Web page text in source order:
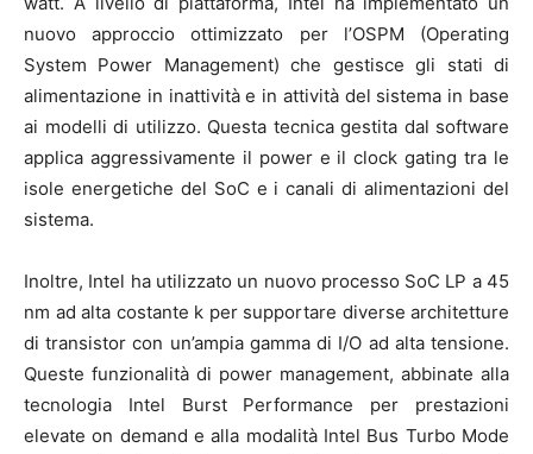
nuovo approccio ottimizzato per l’OSPM (Operating
System Power Management) che gestisce gli stati di
alimentazione in inattività e in attività del sistema in base
ai modelli di utilizzo. Questa tecnica gestita dal software
applica aggressivamente il power e il clock gating tra le
isole energetiche del SoC e i canali di alimentazioni del
sistema.
Inoltre, Intel ha utilizzato un nuovo processo SoC LP a 45
nm ad alta costante k per supportare diverse architetture
di transistor con un’ampia gamma di I/O ad alta tensione.
Queste funzionalità di power management, abbinate alla
tecnologia Intel Burst Performance per prestazioni
elevate on demand e alla modalità Intel Bus Turbo Mode